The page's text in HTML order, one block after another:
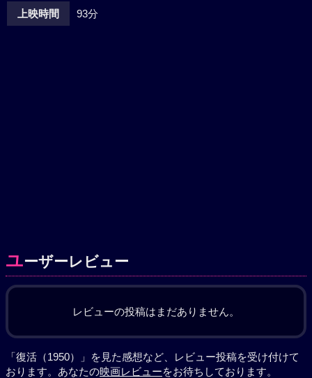
上映時間 93分
ユーザーレビュー
レビューの投稿はまだありません。
「復活（1950）」を見た感想など、レビュー投稿を受け付けて
おります。あなたの映画レビューをお待ちしております。